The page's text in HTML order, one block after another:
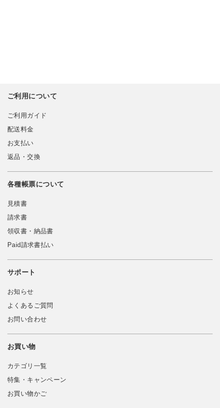
ご利用について
ご利用ガイド
配送料金
お支払い
返品・交換
各種帳票について
見積書
請求書
領収書・納品書
Paid請求書払い
サポート
お知らせ
よくあるご質問
お問い合わせ
お買い物
カテゴリ一覧
特集・キャンペーン
お買い物かご